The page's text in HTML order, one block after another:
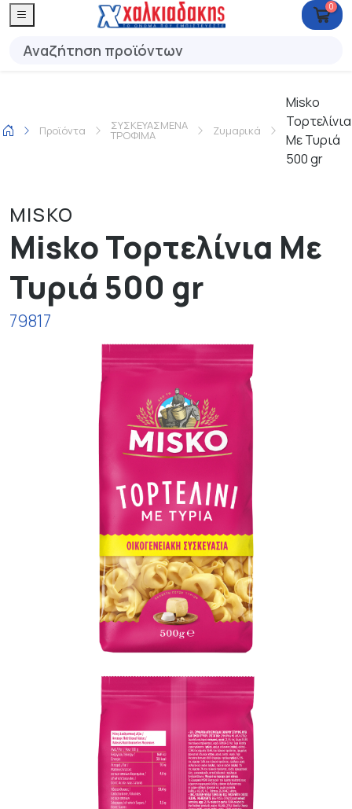
0
Προϊόντα ΣΥΣΚΕΥΑΣΜΕΝΑ
ΤΡΟΦΙΜΑ Ζυμαρικά
Misko
Τορτελίνια
Με Τυριά
500 gr
MISKO
Misko Τορτελίνια Με
Τυριά 500 gr
79817